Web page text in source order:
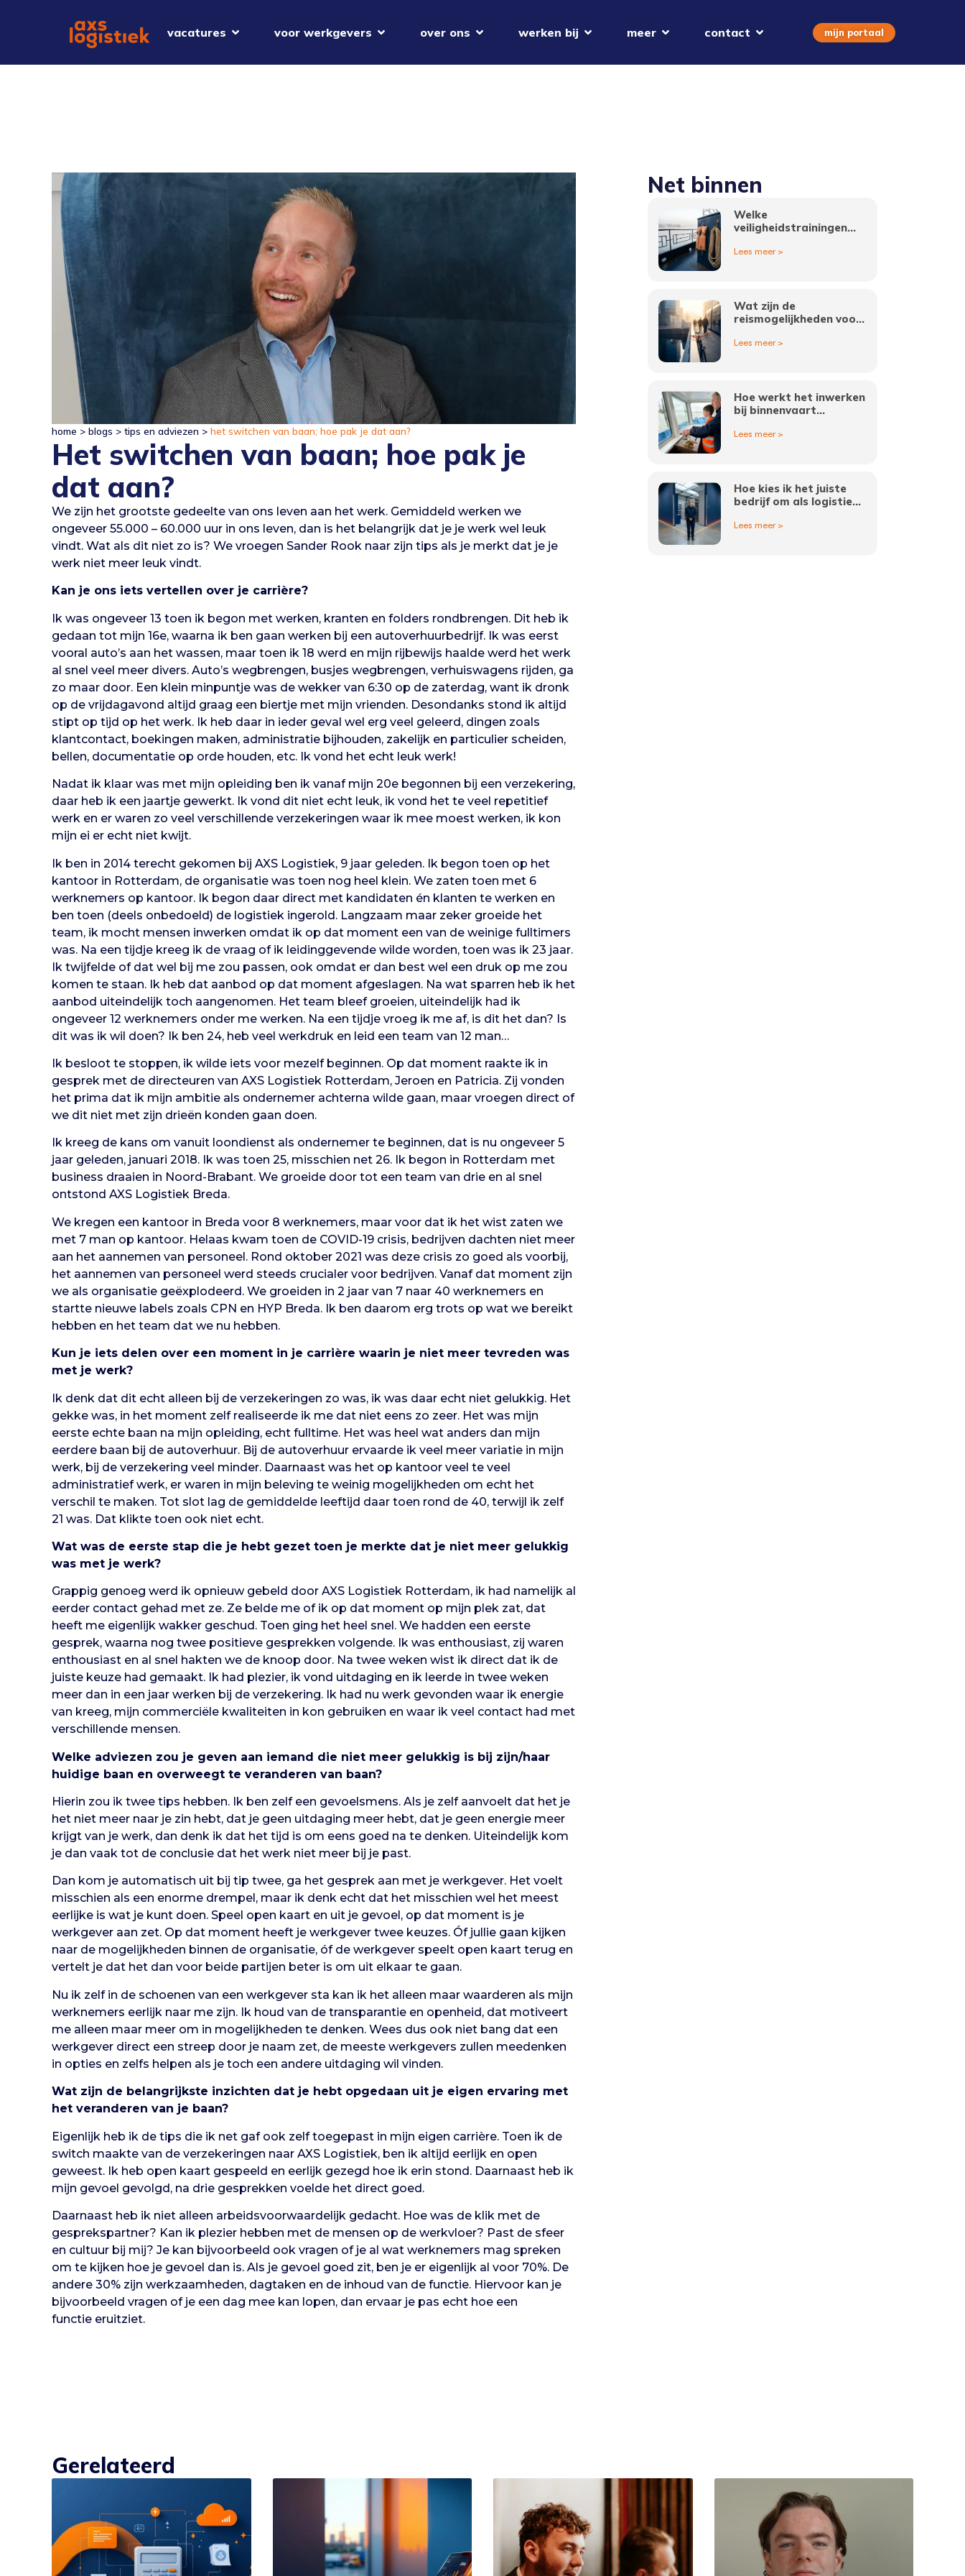
vacatures voor werkgevers over ons werken bij meer contact mijn portaal
home > blogs > tips en adviezen > het switchen van baan; hoe pak je dat aan?
Het switchen van baan; hoe pak je
dat aan?
We zijn het grootste gedeelte van ons leven aan het werk. Gemiddeld werken we
ongeveer 55.000 – 60.000 uur in ons leven, dan is het belangrijk dat je je werk wel leuk
vindt. Wat als dit niet zo is? We vroegen Sander Rook naar zijn tips als je merkt dat je je
werk niet meer leuk vindt.
Kan je ons iets vertellen over je carrière?
Ik was ongeveer 13 toen ik begon met werken, kranten en folders rondbrengen. Dit heb ik
gedaan tot mijn 16e, waarna ik ben gaan werken bij een autoverhuurbedrijf. Ik was eerst
vooral auto’s aan het wassen, maar toen ik 18 werd en mijn rijbewijs haalde werd het werk
al snel veel meer divers. Auto’s wegbrengen, busjes wegbrengen, verhuiswagens rijden, ga
zo maar door. Een klein minpuntje was de wekker van 6:30 op de zaterdag, want ik dronk
op de vrijdagavond altijd graag een biertje met mijn vrienden. Desondanks stond ik altijd
stipt op tijd op het werk. Ik heb daar in ieder geval wel erg veel geleerd, dingen zoals
klantcontact, boekingen maken, administratie bijhouden, zakelijk en particulier scheiden,
bellen, documentatie op orde houden, etc. Ik vond het echt leuk werk!
Nadat ik klaar was met mijn opleiding ben ik vanaf mijn 20e begonnen bij een verzekering,
daar heb ik een jaartje gewerkt. Ik vond dit niet echt leuk, ik vond het te veel repetitief
werk en er waren zo veel verschillende verzekeringen waar ik mee moest werken, ik kon
mijn ei er echt niet kwijt.
Ik ben in 2014 terecht gekomen bij AXS Logistiek, 9 jaar geleden. Ik begon toen op het
kantoor in Rotterdam, de organisatie was toen nog heel klein. We zaten toen met 6
werknemers op kantoor. Ik begon daar direct met kandidaten én klanten te werken en
ben toen (deels onbedoeld) de logistiek ingerold. Langzaam maar zeker groeide het
team, ik mocht mensen inwerken omdat ik op dat moment een van de weinige fulltimers
was. Na een tijdje kreeg ik de vraag of ik leidinggevende wilde worden, toen was ik 23 jaar.
Ik twijfelde of dat wel bij me zou passen, ook omdat er dan best wel een druk op me zou
komen te staan. Ik heb dat aanbod op dat moment afgeslagen. Na wat sparren heb ik het
aanbod uiteindelijk toch aangenomen. Het team bleef groeien, uiteindelijk had ik
ongeveer 12 werknemers onder me werken. Na een tijdje vroeg ik me af, is dit het dan? Is
dit was ik wil doen? Ik ben 24, heb veel werkdruk en leid een team van 12 man…
Ik besloot te stoppen, ik wilde iets voor mezelf beginnen. Op dat moment raakte ik in
gesprek met de directeuren van AXS Logistiek Rotterdam, Jeroen en Patricia. Zij vonden
het prima dat ik mijn ambitie als ondernemer achterna wilde gaan, maar vroegen direct of
we dit niet met zijn drieën konden gaan doen.
Ik kreeg de kans om vanuit loondienst als ondernemer te beginnen, dat is nu ongeveer 5
jaar geleden, januari 2018. Ik was toen 25, misschien net 26. Ik begon in Rotterdam met
business draaien in Noord-Brabant. We groeide door tot een team van drie en al snel
ontstond AXS Logistiek Breda.
We kregen een kantoor in Breda voor 8 werknemers, maar voor dat ik het wist zaten we
met 7 man op kantoor. Helaas kwam toen de COVID-19 crisis, bedrijven dachten niet meer
aan het aannemen van personeel. Rond oktober 2021 was deze crisis zo goed als voorbij,
het aannemen van personeel werd steeds crucialer voor bedrijven. Vanaf dat moment zijn
we als organisatie geëxplodeerd. We groeiden in 2 jaar van 7 naar 40 werknemers en
startte nieuwe labels zoals CPN en HYP Breda. Ik ben daarom erg trots op wat we bereikt
hebben en het team dat we nu hebben.
Kun je iets delen over een moment in je carrière waarin je niet meer tevreden was
met je werk?
Ik denk dat dit echt alleen bij de verzekeringen zo was, ik was daar echt niet gelukkig. Het
gekke was, in het moment zelf realiseerde ik me dat niet eens zo zeer. Het was mijn
eerste echte baan na mijn opleiding, echt fulltime. Het was heel wat anders dan mijn
eerdere baan bij de autoverhuur. Bij de autoverhuur ervaarde ik veel meer variatie in mijn
werk, bij de verzekering veel minder. Daarnaast was het op kantoor veel te veel
administratief werk, er waren in mijn beleving te weinig mogelijkheden om echt het
verschil te maken. Tot slot lag de gemiddelde leeftijd daar toen rond de 40, terwijl ik zelf
21 was. Dat klikte toen ook niet echt.
Wat was de eerste stap die je hebt gezet toen je merkte dat je niet meer gelukkig
was met je werk?
Grappig genoeg werd ik opnieuw gebeld door AXS Logistiek Rotterdam, ik had namelijk al
eerder contact gehad met ze. Ze belde me of ik op dat moment op mijn plek zat, dat
heeft me eigenlijk wakker geschud. Toen ging het heel snel. We hadden een eerste
gesprek, waarna nog twee positieve gesprekken volgende. Ik was enthousiast, zij waren
enthousiast en al snel hakten we de knoop door. Na twee weken wist ik direct dat ik de
juiste keuze had gemaakt. Ik had plezier, ik vond uitdaging en ik leerde in twee weken
meer dan in een jaar werken bij de verzekering. Ik had nu werk gevonden waar ik energie
van kreeg, mijn commerciële kwaliteiten in kon gebruiken en waar ik veel contact had met
verschillende mensen.
Welke adviezen zou je geven aan iemand die niet meer gelukkig is bij zijn/haar
huidige baan en overweegt te veranderen van baan?
Hierin zou ik twee tips hebben. Ik ben zelf een gevoelsmens. Als je zelf aanvoelt dat het je
het niet meer naar je zin hebt, dat je geen uitdaging meer hebt, dat je geen energie meer
krijgt van je werk, dan denk ik dat het tijd is om eens goed na te denken. Uiteindelijk kom
je dan vaak tot de conclusie dat het werk niet meer bij je past.
Dan kom je automatisch uit bij tip twee, ga het gesprek aan met je werkgever. Het voelt
misschien als een enorme drempel, maar ik denk echt dat het misschien wel het meest
eerlijke is wat je kunt doen. Speel open kaart en uit je gevoel, op dat moment is je
werkgever aan zet. Op dat moment heeft je werkgever twee keuzes. Óf jullie gaan kijken
naar de mogelijkheden binnen de organisatie, óf de werkgever speelt open kaart terug en
vertelt je dat het dan voor beide partijen beter is om uit elkaar te gaan.
Nu ik zelf in de schoenen van een werkgever sta kan ik het alleen maar waarderen als mijn
werknemers eerlijk naar me zijn. Ik houd van de transparantie en openheid, dat motiveert
me alleen maar meer om in mogelijkheden te denken. Wees dus ook niet bang dat een
werkgever direct een streep door je naam zet, de meeste werkgevers zullen meedenken
in opties en zelfs helpen als je toch een andere uitdaging wil vinden.
Wat zijn de belangrijkste inzichten dat je hebt opgedaan uit je eigen ervaring met
het veranderen van je baan?
Eigenlijk heb ik de tips die ik net gaf ook zelf toegepast in mijn eigen carrière. Toen ik de
switch maakte van de verzekeringen naar AXS Logistiek, ben ik altijd eerlijk en open
geweest. Ik heb open kaart gespeeld en eerlijk gezegd hoe ik erin stond. Daarnaast heb ik
mijn gevoel gevolgd, na drie gesprekken voelde het direct goed.
Daarnaast heb ik niet alleen arbeidsvoorwaardelijk gedacht. Hoe was de klik met de
gesprekspartner? Kan ik plezier hebben met de mensen op de werkvloer? Past de sfeer
en cultuur bij mij? Je kan bijvoorbeeld ook vragen of je al wat werknemers mag spreken
om te kijken hoe je gevoel dan is. Als je gevoel goed zit, ben je er eigenlijk al voor 70%. De
andere 30% zijn werkzaamheden, dagtaken en de inhoud van de functie. Hiervoor kan je
bijvoorbeeld vragen of je een dag mee kan lopen, dan ervaar je pas echt hoe een
functie eruitziet.
Net binnen
Welke
veiligheidstrainingen
binnenvaart vacatures?
Lees meer >
Wat zijn de
reismogelijkheden voor
medewerker in
Lees meer >
Hoe werkt het inwerken
bij binnenvaart
Lees meer >
Hoe kies ik het juiste
bedrijf om als logistiek
Amsterdam te werken?
Lees meer >
Gerelateerd